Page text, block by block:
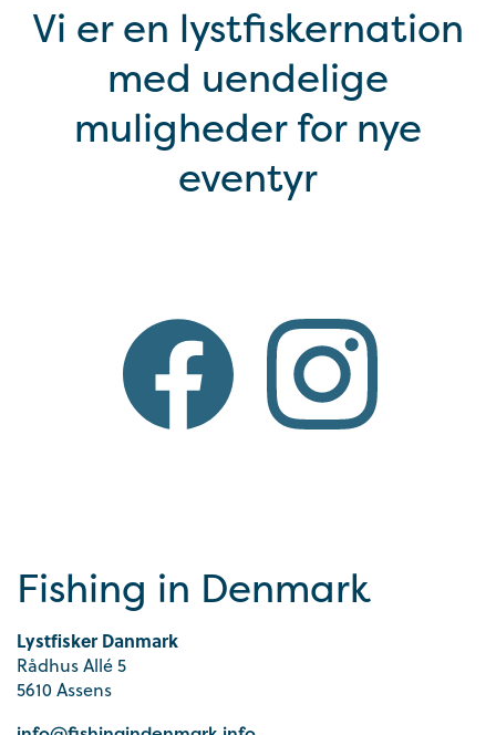
Vi er en lystfiskernation
med uendelige
muligheder for nye
eventyr
Fishing in Denmark
Lystfisker Danmark
Rådhus Allé 5
5610 Assens